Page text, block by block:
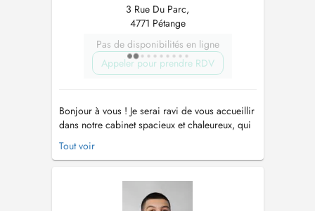
3 Rue Du Parc,
4771 Pétange
Pas de disponibilités en ligne
Appeler pour prendre RDV
Bonjour à vous ! Je serai ravi de vous accueillir
dans notre cabinet spacieux et chaleureux, qui
prise en charge de votre pathologie. Si jamais
créneau ou si vous souhaitez échanger avec
moi pour plus d'info...
Tout voir